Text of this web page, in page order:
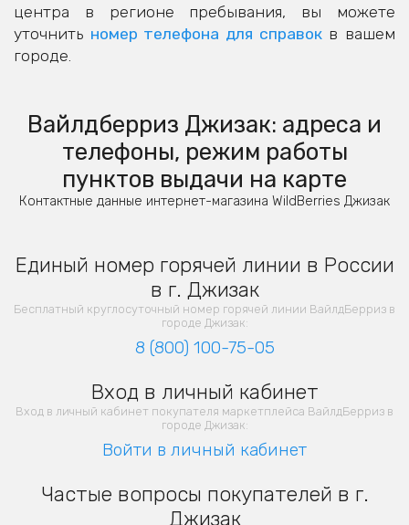
центра в регионе пребывания, вы можете
уточнить номер телефона для справокв вашем
городе.
Вайлдберриз Джизак: адреса и
телефоны, режим работы
пунктов выдачи на карте
Контактные данные интернет-магазина WildBerries Джизак
Единый номер горячей линии в России
в г. Джизак
Бесплатный круглосуточный номер горячей линии ВайлдБерриз в
городе Джизак:
8 (800) 100-75-05
Вход в личный кабинет
Вход в личный кабинет покупателя маркетплейса ВайлдБерриз в
городе Джизак:
Войти в личный кабинет
Частые вопросы покупателей в г.
Джизак